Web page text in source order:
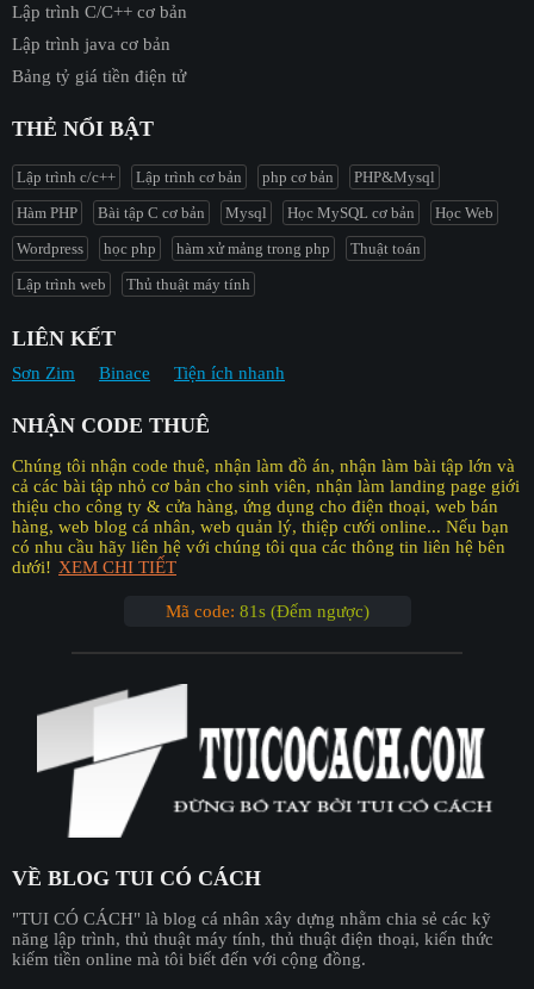
Lập trình C/C++ cơ bản
Lập trình java cơ bản
Bảng tỷ giá tiền điện tử
THẺ NỔI BẬT
Lập trình c/c++ Lập trình cơ bản php cơ bản
PHP&Mysql
Hàm PHP
Bài tập C cơ bản Mysql Học MySQL cơ bản
Học Web
Wordpress
học php hàm xử mảng trong php
Thuật toán
Lập trình web
Thủ thuật máy tính
LIÊN KẾT
Sơn Zim Binace Tiện ích nhanh
NHẬN CODE THUÊ
Chúng tôi nhận code thuê, nhận làm đồ án, nhận làm bài tập lớn và
cả các bài tập nhỏ cơ bản cho sinh viên, nhận làm landing page giới
thiệu cho công ty & cửa hàng, ứng dụng cho điện thoại, web bán
hàng, web blog cá nhân, web quản lý, thiệp cưới online... Nếu bạn
có nhu cầu hãy liên hệ với chúng tôi qua các thông tin liên hệ bên
dưới! XEM CHI TIẾT
Mã code: 80s (Đếm ngược)
VỀ BLOG TUI CÓ CÁCH
"︎TUI CÓ CÁCH" là blog cá nhân xây dựng nhằm chia sẻ các kỹ
năng lập trình, thủ thuật máy tính, thủ thuật điện thoại, kiến thức
kiếm tiền online mà tôi biết đến với cộng đồng.